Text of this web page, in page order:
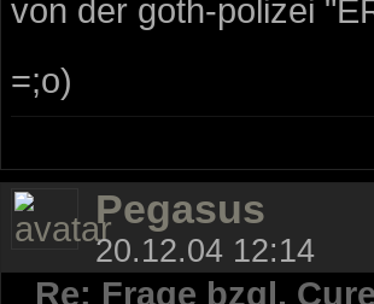
von der goth-polizei
=;o)
Pegasus
20.12.04 12:14
Re: Frage bzgl. Cure